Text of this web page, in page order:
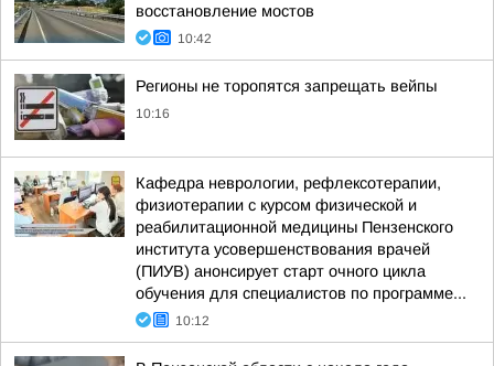
восстановление мостов
10:42
Регионы не торопятся запрещать вейпы
10:16
Кафедра неврологии, рефлексотерапии,
физиотерапии с курсом физической и
реабилитационной медицины Пензенского
института усовершенствования врачей
(ПИУВ) анонсирует старт очного цикла
обучения для специалистов по программе...
10:12